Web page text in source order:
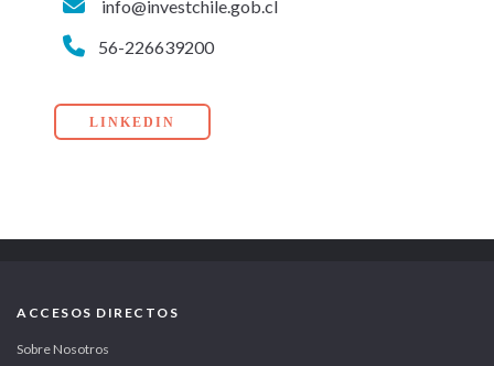
info@investchile.gob.cl
56-226639200
LINKEDIN
ACCESOS DIRECTOS
Sobre Nosotros